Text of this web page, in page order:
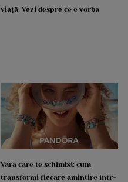
viață. Vezi despre ce e vorba
Vara care te schimbă: cum
transformi fiecare amintire într-